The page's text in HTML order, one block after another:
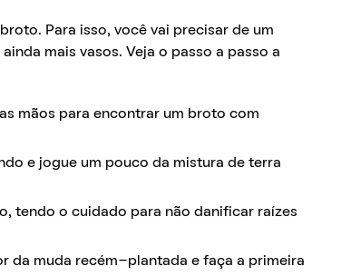
Para isso, você vai precisar de um
mais vasos. Veja o passo a passo a
mãos para encontrar um broto com
e jogue um pouco da mistura de terra
tendo o cuidado para não danificar raízes
da muda recém-plantada e faça a primeira